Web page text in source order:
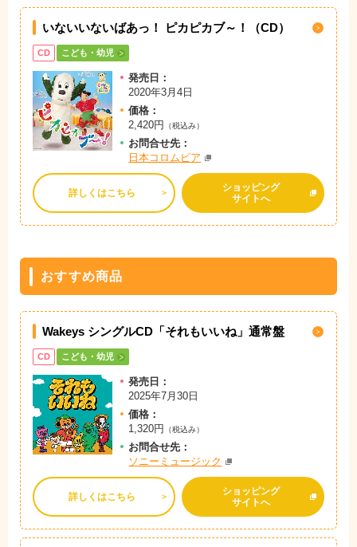
いないいないばあっ！ ピカピカブ～！（CD）
CD こども・幼児
発売日：
2020年3月4日
価格：
2,420円
（税込み）
お問合せ先：
日本コロムビア
詳しくはこちら
ショッピング
サイトへ
おすすめ商品
Wakeys シングルCD「それもいいね」通常盤
CD こども・幼児
発売日：
2025年7月30日
価格：
1,320円
（税込み）
お問合せ先：
ソニーミュージック
詳しくはこちら
ショッピング
サイトへ